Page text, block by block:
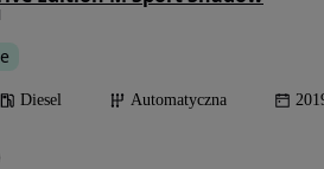
Diesel Automatyczna